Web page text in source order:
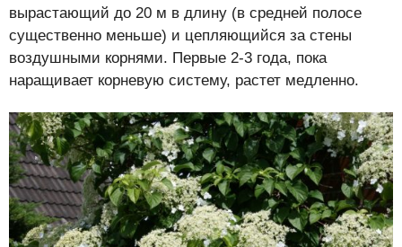
вырастающий до 20 м в длину (в средней полосе
существенно меньше) и цепляющийся за стены
воздушными корнями. Первые 2-3 года, пока
наращивает корневую систему, растет медленно.